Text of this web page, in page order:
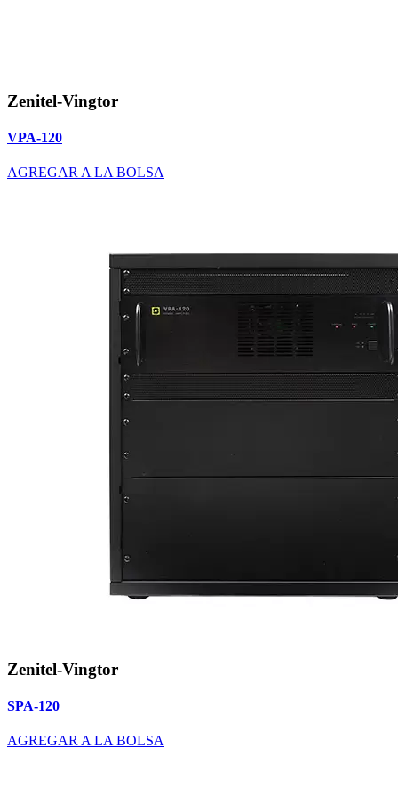
Zenitel-Vingtor
VPA-120
AGREGAR A LA BOLSA
Zenitel-Vingtor
SPA-120
AGREGAR A LA BOLSA